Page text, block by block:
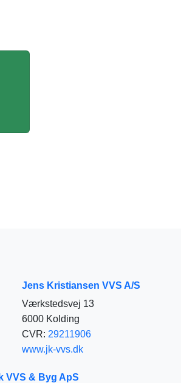
Jens Kristiansen VVS A/S
Værkstedsvej 13
6000 Kolding
CVR: 29211906
www.jk-vvs.dk
VVS & Byg ApS